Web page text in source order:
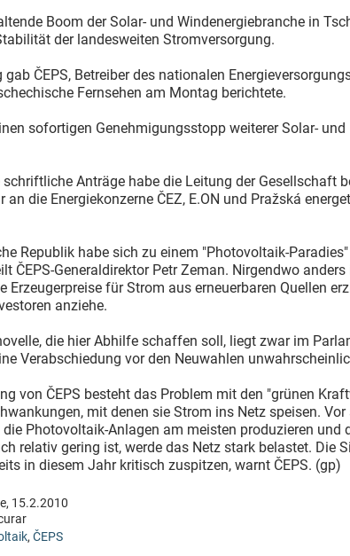
Boom der Solar- und Windenergiebranche in
der landesweiten Stromversorgung.
gab ČEPS, Betreiber des nationalen
Fernsehen am Montag berichtete.
sofortigen Genehmigungsstopp weiterer Solar- und
schriftliche Anträge habe die Leitung der Gesellschaft
an die Energiekonzerne ČEZ, E.ON und Pražská
Republik habe sich zu einem "Photovoltaik-Paradies"
ČEPS-Generaldirektor Petr Zeman. Nirgendwo anders
Erzeugerpreise für Strom aus erneuerbaren Quellen
anziehe.
die hier Abhilfe schaffen soll, liegt zwar im
Verabschiedung vor den Neuwahlen
von ČEPS besteht das Problem mit den "grünen
mit denen sie Strom ins Netz speisen.
die Photovoltaik-Anlagen am meisten produzieren und
relativ gering ist, werde das Netz stark belastet. Die
in diesem Jahr kritisch zuspitzen, warnt ČEPS. (gp)
15.2.2010
, ČEPS